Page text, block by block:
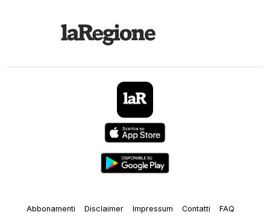
Abbonamenti Disclaimer Impressum Contatti
FAQ